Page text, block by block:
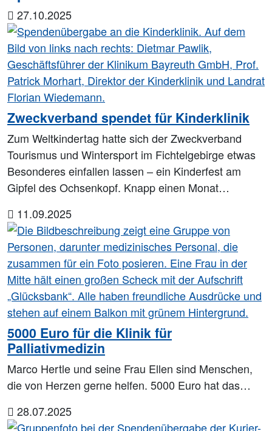
27.10.2025
Zweckverband spendet für Kinderklinik
Zum Weltkindertag hatte sich der Zweckverband
Tourismus und Wintersport im Fichtelgebirge etwas
Besonderes einfallen lassen – ein Kinderfest am
Gipfel des Ochsenkopf. Knapp einen Monat…
11.09.2025
5000 Euro für die Klinik für
Palliativmedizin
Marco Hertle und seine Frau Ellen sind Menschen,
die von Herzen gerne helfen. 5000 Euro hat das…
28.07.2025